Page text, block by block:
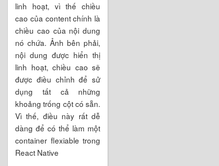
linh hoạt, vì thế chiều
cao của content chính là
chiều cao của nội dung
nó chứa. Ảnh bên phải,
nội dung được hiển thị
linh hoạt, chiều cao sẽ
được điều chỉnh để sử
dụng tất cả những
khoảng trống cột có sẵn.
Vì thế, điều này rất dễ
dàng để có thể làm một
container flexiable trong
React Native